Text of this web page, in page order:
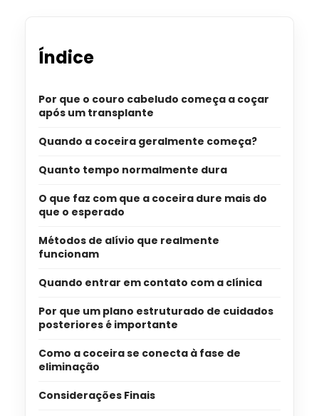
Índice
Por que o couro cabeludo começa a coçar
após um transplante
Quando a coceira geralmente começa?
Quanto tempo normalmente dura
O que faz com que a coceira dure mais do
que o esperado
Métodos de alívio que realmente
funcionam
Quando entrar em contato com a clínica
Por que um plano estruturado de cuidados
posteriores é importante
Como a coceira se conecta à fase de
eliminação
Considerações Finais